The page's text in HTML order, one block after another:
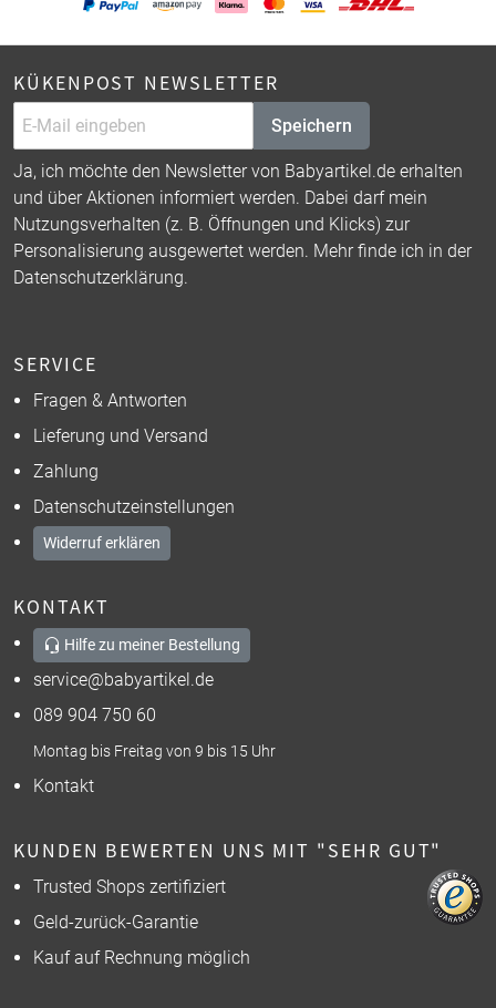
KÜKENPOST NEWSLETTER
Speichern
Ja, ich möchte den Newsletter von Babyartikel.de erhalten
und über Aktionen informiert werden. Dabei darf mein
Nutzungsverhalten (z. B. Öffnungen und Klicks) zur
Personalisierung ausgewertet werden. Mehr finde ich in der
Datenschutzerklärung.
SERVICE
Fragen & Antworten
Lieferung und Versand
Zahlung
Datenschutzeinstellungen
Widerruf erklären
KONTAKT
Hilfe zu meiner Bestellung
service@babyartikel.de
089 904 750 60
Montag bis Freitag von 9 bis 15 Uhr
Kontakt
KUNDEN BEWERTEN UNS MIT "SEHR GUT"
Trusted Shops zertifiziert
Geld-zurück-Garantie
Kauf auf Rechnung möglich